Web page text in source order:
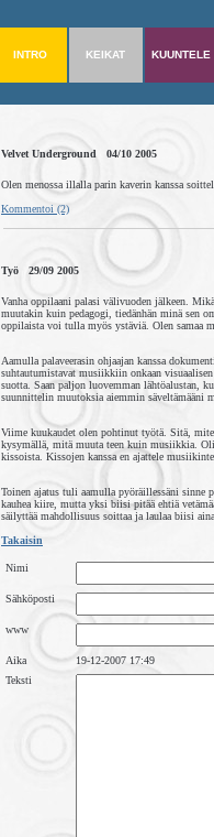
INTRO KEIKAT KUUNTELE
Velvet Underground 04/10 2005
Olen menossa illalla parin kaverin kanssa
Kommentoi (2)
Työ 29/09 2005
Vanha oppilaani palasi välivuoden jälkeen.
muutakin kuin pedagogi, tiedänhän minä sen
oppilaista voi tulla myös ystäviä. Olen samaa
Aamulla palaveerasin ohjaajan kanssa
suhtautumistavat musiikkiin onkaan
suotta. Saan paljon luovemman lähtöalustan,
suunnittelin muutoksia aiemmin säveltämääni
Viime kuukaudet olen pohtinut työtä. Sitä,
kysymällä, mitä muuta teen kuin musiikkia.
kissoista. Kissojen kanssa en ajattele
Toinen ajatus tuli aamulla pyöräillessäni sinne
kauhea kiire, mutta yksi biisi pitää ehtiä
säilyttää mahdollisuus soittaa ja laulaa biisi
Takaisin
Nimi
Sähköposti
www
Aika
19-12-2007 17:49
Teksti